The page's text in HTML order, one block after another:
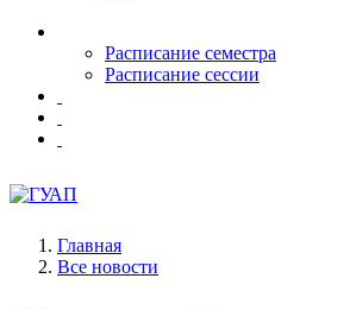
Расписание семестра
Расписание сессии
Главная
Все новости